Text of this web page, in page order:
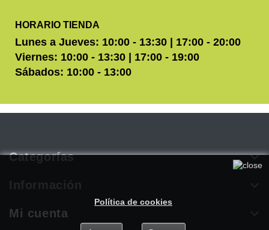
HORARIO TIENDA
Lunes a Jueves: 10:00 - 13:30 | 17:00 - 20:00
Viernes: 10:00 - 13:30 | 17:00 - 19:00
Sábados: 10:00 - 13:00
Categorías
Información
Mi cuenta
Utilizamos cookies propias y de terceros para mejorar
nuestros servicios. Si continúa navegando, consideramos que
acepta su uso. Puede obtener más información en nuestra
Política de cookies